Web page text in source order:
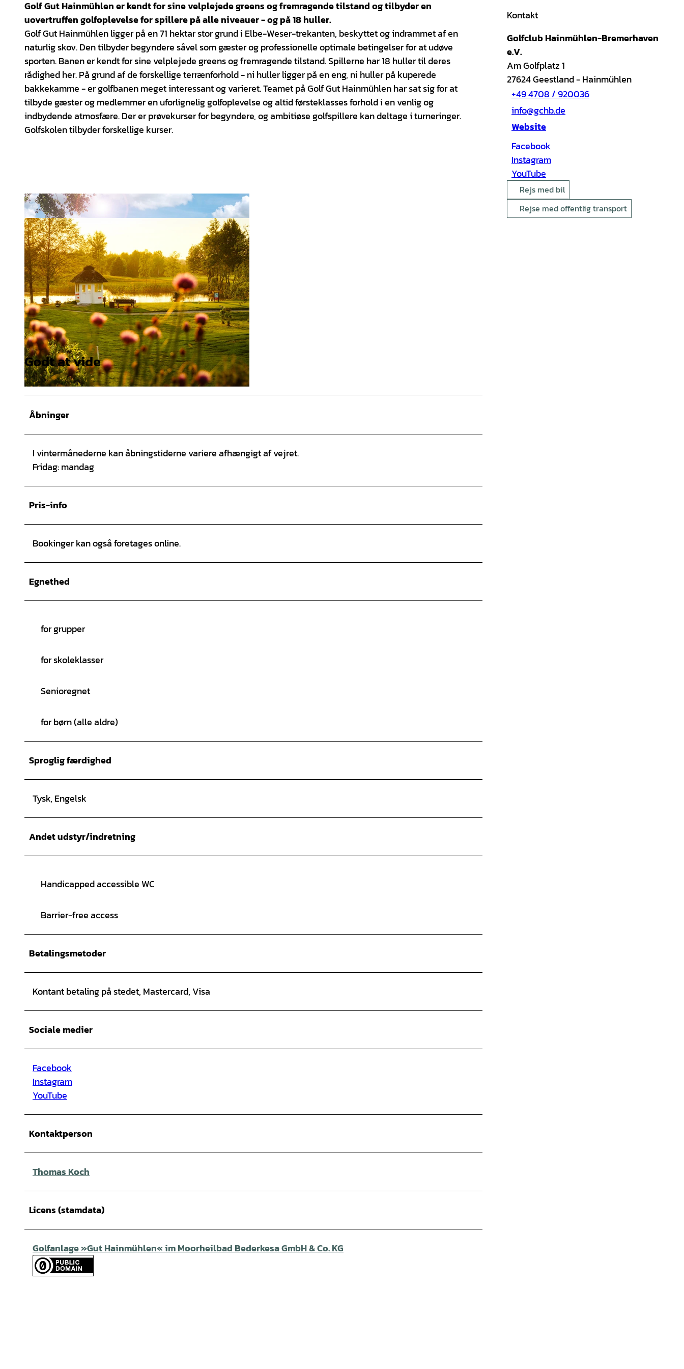
Golf Gut Hainmühlen er kendt for sine velplejede greens og fremragende tilstand og tilbyder en
uovertruffen golfoplevelse for spillere på alle niveauer - og på 18 huller.
Golf Gut Hainmühlen ligger på en 71 hektar stor grund i Elbe-Weser-trekanten, beskyttet og indrammet af en
naturlig skov. Den tilbyder begyndere såvel som gæster og professionelle optimale betingelser for at udøve
sporten. Banen er kendt for sine velplejede greens og fremragende tilstand. Spillerne har 18 huller til deres
rådighed her. På grund af de forskellige terrænforhold - ni huller ligger på en eng, ni huller på kuperede
bakkekamme - er golfbanen meget interessant og varieret. Teamet på Golf Gut Hainmühlen har sat sig for at
tilbyde gæster og medlemmer en uforlignelig golfoplevelse og altid førsteklasses forhold i en venlig og
indbydende atmosfære. Der er prøvekurser for begyndere, og ambitiøse golfspillere kan deltage i turneringer.
Golfskolen tilbyder forskellige kurser.
© Raimund Fohs, Exil-Design |CC-BY
Godt at vide
Åbninger
I vintermånederne kan åbningstiderne variere afhængigt af vejret.
Fridag: mandag
Pris-info
Bookinger kan også foretages online.
Egnethed
for grupper
for skoleklasser
Senioregnet
for børn (alle aldre)
Sproglig færdighed
Tysk, Engelsk
Andet udstyr/indretning
Handicapped accessible WC
Barrier-free access
Betalingsmetoder
Kontant betaling på stedet, Mastercard, Visa
Sociale medier
Facebook
Instagram
YouTube
Kontaktperson
Thomas Koch
Licens (stamdata)
Golfanlage »Gut Hainmühlen« im Moorheilbad Bederkesa GmbH & Co. KG
Kontakt
Golfclub Hainmühlen-Bremerhaven
e.V.
Am Golfplatz 1
27624Geestland- Hainmühlen
+49 4708 / 920036
info@gchb.de
Website
Facebook
Instagram
YouTube
Rejs med bil
Rejse med offentlig transport